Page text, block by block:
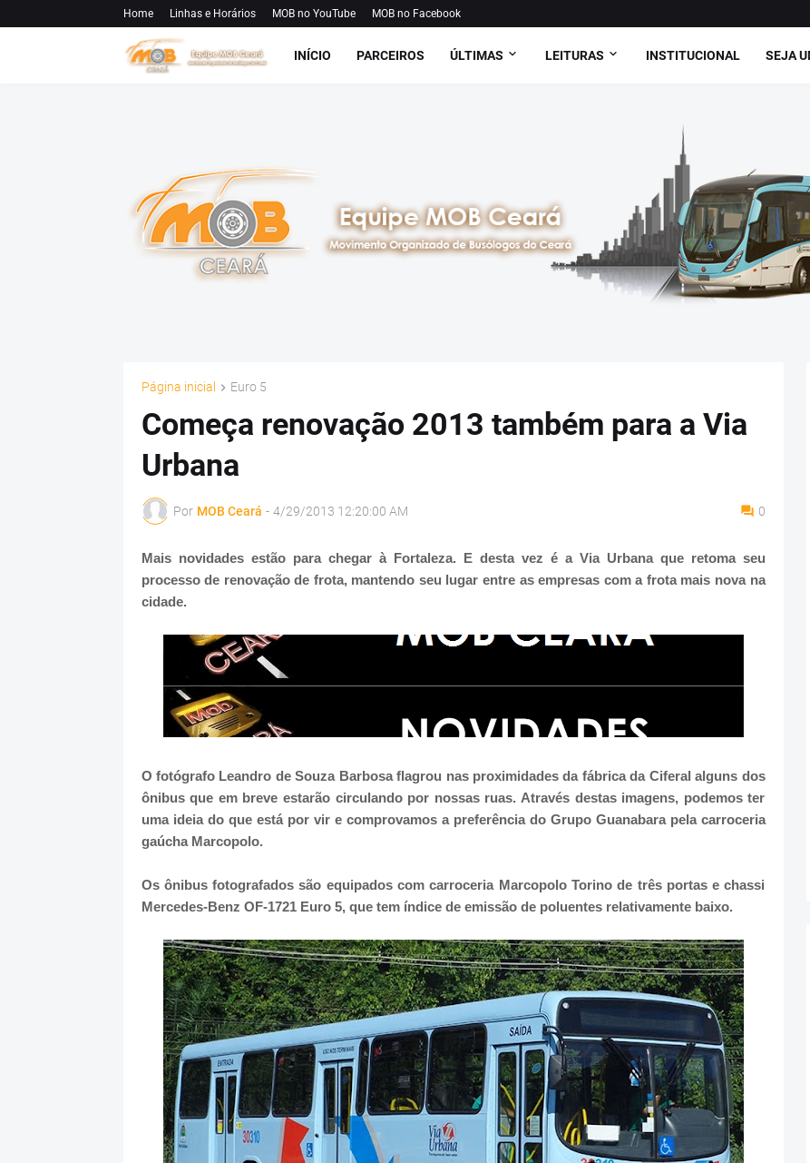
Home Linhas e Horários MOB no YouTube MOB no Facebook
INÍCIO PARCEIROS ÚLTIMAS LEITURAS INSTITUCIONAL SEJA
Página inicial Euro 5
Começa renovação 2013 também para a Via
Urbana
Por MOB Ceará - 4/29/2013 12:20:00 AM 0
Mais novidades estão para chegar à Fortaleza. E desta vez é a Via Urbana que retoma seu
processo de renovação de frota, mantendo seu lugar entre as empresas com a frota mais nova na
cidade.
O fotógrafo Leandro de Souza Barbosa flagrou nas proximidades da fábrica da Ciferal alguns dos
ônibus que em breve estarão circulando por nossas ruas. Através destas imagens, podemos ter
uma ideia do que está por vir e comprovamos a preferência do Grupo Guanabara pela carroceria
gaúcha Marcopolo.
Os ônibus fotografados são equipados com carroceria Marcopolo Torino de três portas e chassi
Mercedes-Benz OF-1721 Euro 5, que tem índice de emissão de poluentes relativamente baixo.